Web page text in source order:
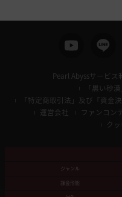
Pearl Abyssサービス
「黒い砂
「特定商取引法」及び「資金
運営会社
ファンコン
ク
ジャンル
課金形態